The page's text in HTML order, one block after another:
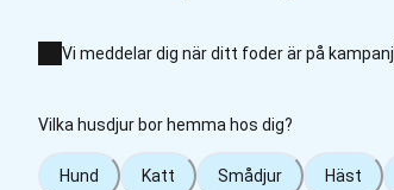
Vi meddelar dig när ditt foder är på kampanj
Vilka husdjur bor hemma hos dig?
Hund Katt Smådjur Häst